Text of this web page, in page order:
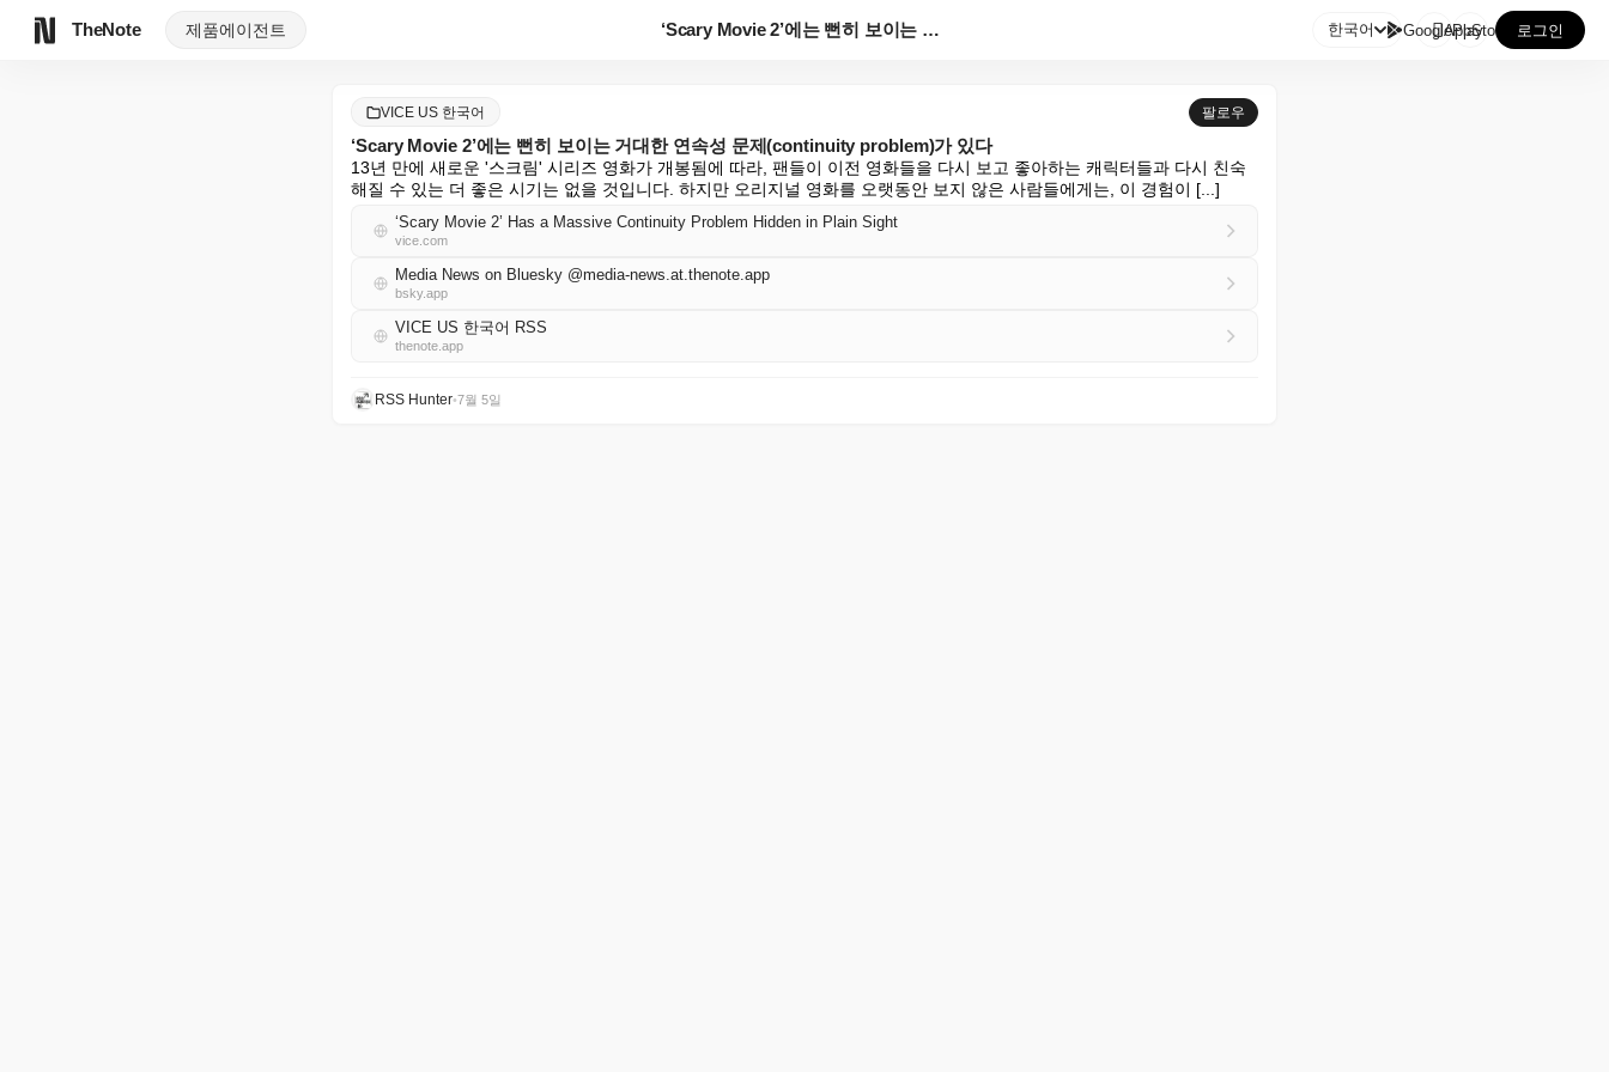
TheNote 제품에이전트 ‘Scary Movie 2’에는 뻔히 보이는 거대한 연... 한국어 GooglePlay
AppStore 로그인
VICE US 한국어 팔로우
‘Scary Movie 2’에는 뻔히 보이는 거대한 연속성 문제(continuity problem)가 있다
13년 만에 새로운 '스크림' 시리즈 영화가 개봉됨에 따라, 팬들이 이전 영화들을 다시 보고 좋아하는 캐릭터들과 다시 친숙
해질 수 있는 더 좋은 시기는 없을 것입니다. 하지만 오리지널 영화를 오랫동안 보지 않은 사람들에게는, 이 경험이 [...]
‘Scary Movie 2’ Has a Massive Continuity Problem Hidden in Plain Sight
vice.com
Media News on Bluesky @media-news.at.thenote.app
bsky.app
VICE US 한국어 RSS
thenote.app
RSS Hunter•7월 5일